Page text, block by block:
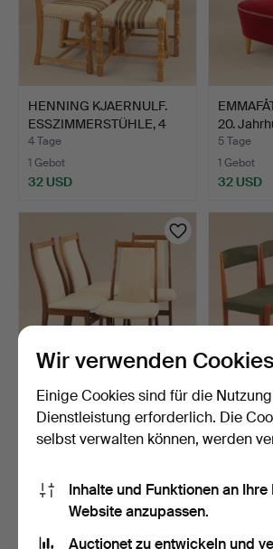
HENNING KJAERNULF.
ESSZIMMERSTÜHLE, 4
Stüc…
4 Tage
1 Gebot
32 USD
20.
5 Tage
1 Gebot
32 USD
ESSZIMMERSTÜHLE, 4
Stück, Farstrup, Dänema…
5 Tage
127 USD
5 Tage
95 USD
Wir verwenden Cookies
Einige Cookies sind für die
Dienstleistung erforderlich. Die
selbst verwalten können, werden
Inhalte und Funktionen an
Website anzupassen.
Auctionet zu entwickeln und